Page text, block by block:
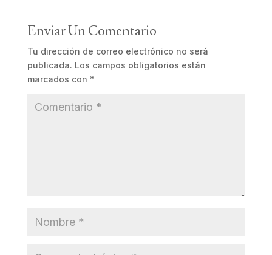
Enviar Un Comentario
Tu dirección de correo electrónico no será
publicada. Los campos obligatorios están
marcados con *